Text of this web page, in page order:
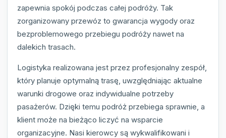
zapewnia spokój podczas całej podróży. Tak
zorganizowany przewóz to gwarancja wygody oraz
bezproblemowego przebiegu podróży nawet na
dalekich trasach.
Logistyka realizowana jest przez profesjonalny zespół,
który planuje optymalną trasę, uwzględniając aktualne
warunki drogowe oraz indywidualne potrzeby
pasażerów. Dzięki temu podróż przebiega sprawnie, a
klient może na bieżąco liczyć na wsparcie
organizacyjne. Nasi kierowcy są wykwalifikowani i